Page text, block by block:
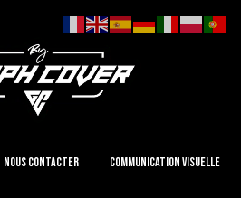
Nous contacter Communication visuelle